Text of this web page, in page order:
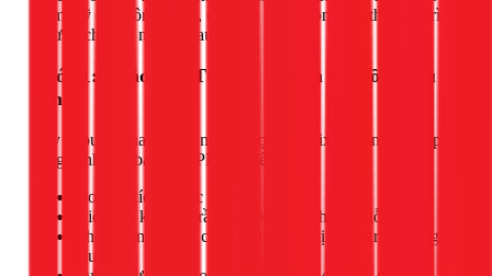
thẩm mỹ đến công năng, đội ngũ 1Fix luôn tuân thủ quy trình
5 bước chuyên nghiệp sau:
Bước 1: Khảo Sát, Tư Vấn và Lên Sơ Đồ Chiếu
Sáng
Đây là bước quan trọng nhất. Thợ của 1Fix sẽ đến trực tiếp
công trình của bạn tại TPHCM để:
Đo đạc kích thước thực tế.
Kiểm tra kết cấu trần (bê tông, thạch cao, gỗ...).
Thảo luận về nhu cầu chiếu sáng, vị trí đặt ray mong
muốn.